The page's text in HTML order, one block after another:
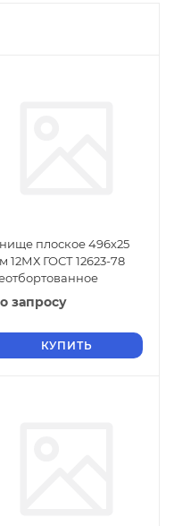
плоское 496х25
12МХ ГОСТ 12623-78
запросу
КУПИТЬ